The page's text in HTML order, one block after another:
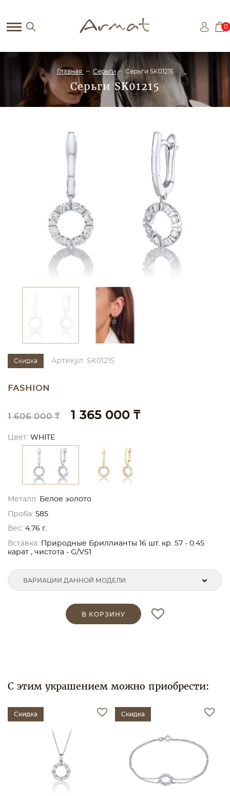
0
Главная Серьги Серьги SK01215
Серьги SK01215
Скидка Артикул: SK01215
FASHION
1 606 000 ₸ 1 365 000 ₸
Цвет: WHITE
Металл: Белое золото
Проба: 585
Вес: 4.76 г.
Вставка: Природные Бриллианты 16 шт. кр. 57 - 0.45
карат , чистота - G/VS1
ВАРИАЦИИ ДАННОЙ МОДЕЛИ
В КОРЗИНУ
С этим украшением можно приобрести:
Скидка Скидка